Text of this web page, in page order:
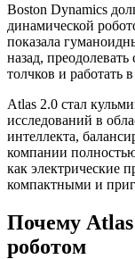
Boston Dynamics
динамической
показала
назад,
толчков и
Atlas 2.0 стал
исследований в
интеллекта,
компании
как электрические
компактными и
Почему
роботом